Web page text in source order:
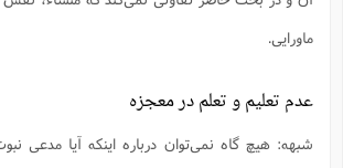
ماورایی.
عدم تعلیم و تعلم در معجزه
شبهه: هیچ گاه نمی‌توان درباره اینکه آیا مدعی